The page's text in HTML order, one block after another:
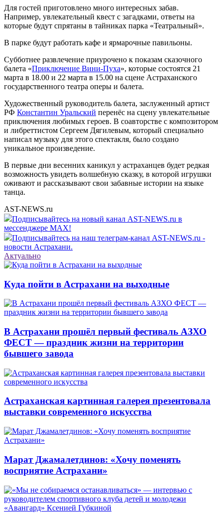
Для гостей приготовлено много интересных забав.
Например, увлекательный квест с загадками, ответы на
которые будут спрятаны в тайниках парка «Театральный».
В парке будут работать кафе и ярмарочные павильоны.
Субботнее развлечение приурочено к показам сказочного
балета «Приключение Вини-Пуха», которые состоятся 21
марта в 18.00 и 22 марта в 15.00 на сцене Астраханского
государственного театра оперы и балета.
Художественный руководитель балета, заслуженный артист
РФ Константин Уральский перенёс на сцену увлекательные
приключения любимых героев. В соавторстве с композитором
и либреттистом Сергеем Дягилевым, который специально
написал музыку для этого спектакля, было создано
уникальное произведение.
В первые дни весенних каникул у астраханцев будет редкая
возможность увидеть волшебную сказку, в которой игрушки
оживают и рассказывают свои забавные истории на языке
танца.
AST-NEWS.ru
Подписывайтесь на новый канал AST-NEWS.ru в
мессенджере MAX!
Подписывайтесь на наш телеграм-канал AST-NEWS.ru -
новости Астрахани.
Актуально
Куда пойти в Астрахани на выходные
В Астрахани прошёл первый фестиваль АЗХО
ФЕСТ — праздник жизни на территории
бывшего завода
Астраханская картинная галерея презентовала
выставки современного искусства
Марат Джамалетдинов: «Хочу поменять
восприятие Астрахани»